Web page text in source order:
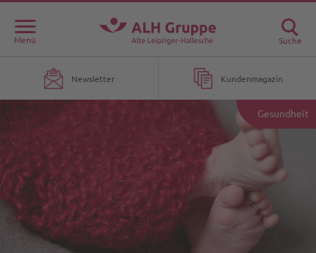
Menü Suche
Newsletter Kundenmagazin
Gesundheit